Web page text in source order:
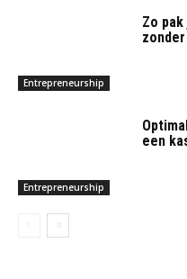
Entrepreneurship
Zo
Entrepreneurship
een